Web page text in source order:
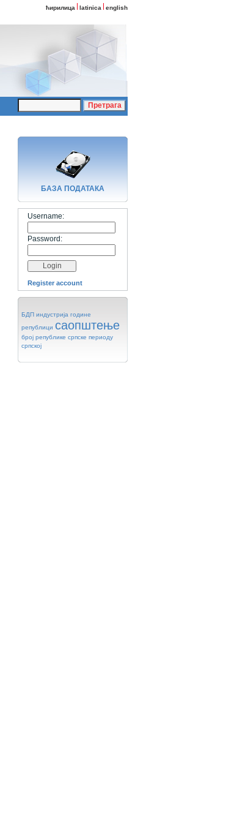
ћирилица latinica english
БАЗA ПОДАТАКА
Username:
Password:
Register account
БДП индустрија године
републици саопштење
број републике српске периоду
српској